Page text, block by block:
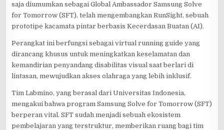
TIM
LABMINO
UI
saja diumumkan sebagai Global Ambassador Samsung Solve
for Tomorrow (SFT), telah mengembangkan RunSight, sebuah
prototipe kacamata pintar berbasis Kecerdasan Buatan (AI).
Perangkat ini berfungsi sebagai virtual running guide yang
dirancang khusus untuk meningkatkan keselamatan dan
kemandirian penyandang disabilitas visual saat berlari di
lintasan, mewujudkan akses olahraga yang lebih inklusif.
Tim Labmino, yang berasal dari Universitas Indonesia,
mengakui bahwa program Samsung Solve for Tomorrow (SFT)
berperan vital. SFT sudah menjadi sebuah ekosistem
pembelajaran yang terstruktur, memberikan ruang bagi tim